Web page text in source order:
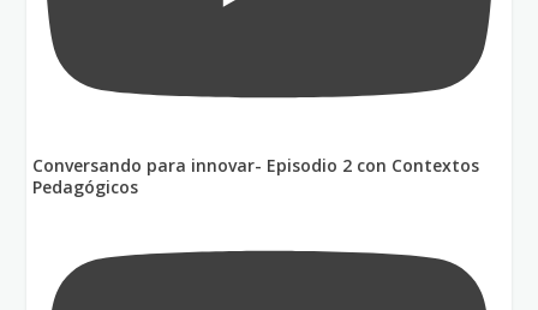
Conversando para innovar- Episodio 2 con Contextos
Pedagógicos